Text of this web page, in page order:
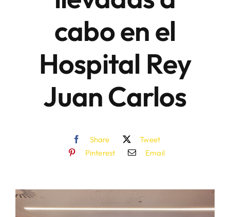
cabo en el
Hospital Rey
Juan Carlos
Share
Tweet
Pinterest
Email